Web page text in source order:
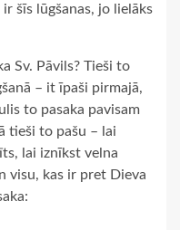
šīs lūgšanas, jo lielāks
Sv. Pāvils? Tieši to
– it īpaši pirmajā,
to pasaka pavisam
tieši to pašu – lai
lai iznīkst velna
visu, kas ir pret Dieva